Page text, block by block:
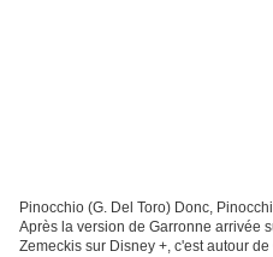
Pinocchio (G. Del Toro) Donc,
Après la version de Garronne arrivée
Zemeckis sur Disney +, c'est autour